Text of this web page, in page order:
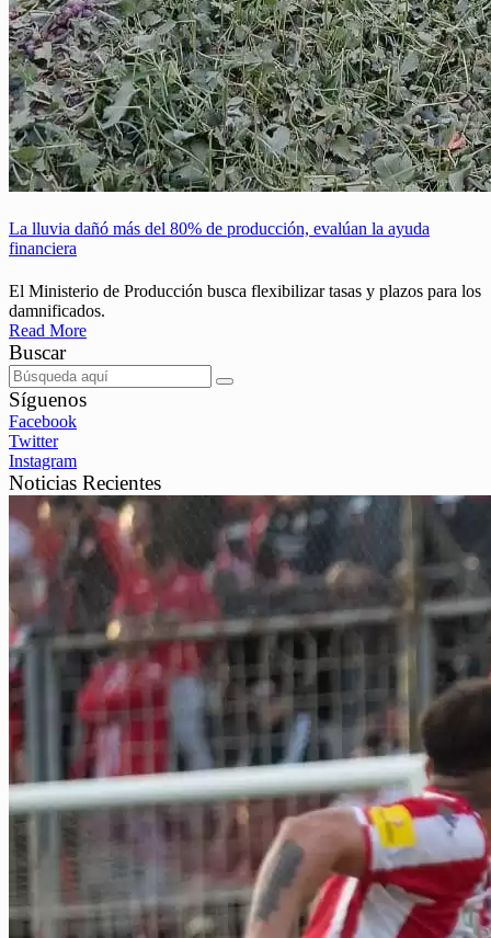
La lluvia dañó más del 80% de producción, evalúan la ayuda
financiera
El Ministerio de Producción busca flexibilizar tasas y plazos para los
damnificados.
Read More
Buscar
Síguenos
Facebook
Twitter
Instagram
Noticias Recientes